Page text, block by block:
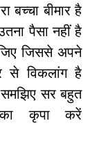
बच्चा बीमार है
पैसा नहीं है
जिससे अपने
से विकलांग है
सर बहुत
कृपा करें